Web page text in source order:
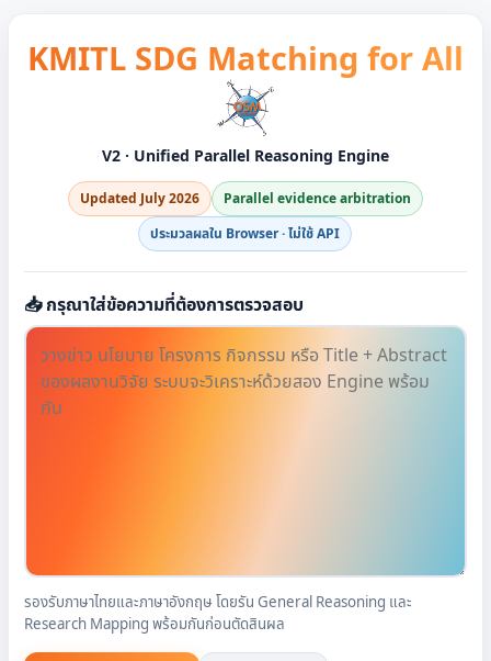
KMITL SDG Matching for All
V2 · Unified Parallel Reasoning Engine
Updated July 2026
Parallel evidence arbitration
ประมวลผลใน Browser · ไม่ใช้ API
📥 กรุณาใส่ข้อความที่ต้องการตรวจสอบ
รองรับภาษาไทยและภาษาอังกฤษ โดยรัน General Reasoning และ
Research Mapping พร้อมกันก่อนตัดสินผล